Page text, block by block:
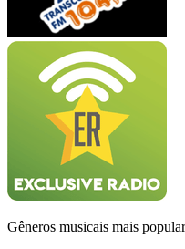
Gêneros musicais mais